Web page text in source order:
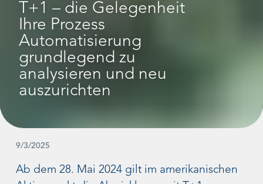
T+1 – die Gelegenheit
Ihre Prozess
Automatisierung
grundlegend zu
analysieren und neu
auszurichten
9/3/2025
Ab dem 28. Mai 2024 gilt im amerikanischen